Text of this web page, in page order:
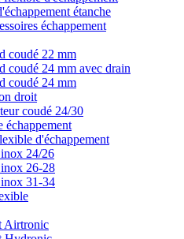
étanche
échappement
coudé 22 mm
coudé 24 mm avec drain
coudé 24 mm
droit
coudé 24/30
échappement
d'échappement
24/26
26-28
31-34
Airtronic